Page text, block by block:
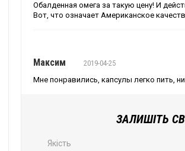
Обалденная омега за такую цену! И
Вот, что означает Американское
Максим
2019-04-25
Мне понравились, капсулы легко пить,
ЗАЛИШІТЬ
Якість